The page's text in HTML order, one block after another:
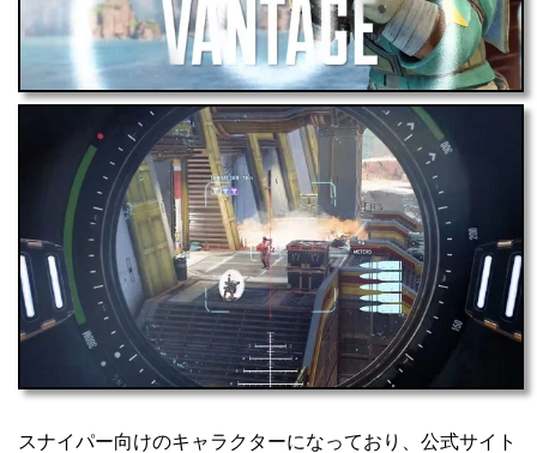
スナイパー向けのキャラクターになっており、公式サイト